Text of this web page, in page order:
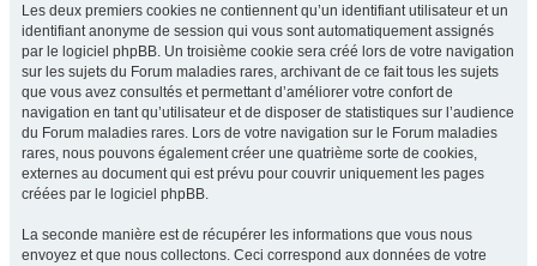
Les deux premiers cookies ne contiennent qu’un identifiant utilisateur et un
identifiant anonyme de session qui vous sont automatiquement assignés
par le logiciel phpBB. Un troisième cookie sera créé lors de votre navigation
sur les sujets du Forum maladies rares, archivant de ce fait tous les sujets
que vous avez consultés et permettant d’améliorer votre confort de
navigation en tant qu’utilisateur et de disposer de statistiques sur l’audience
du Forum maladies rares. Lors de votre navigation sur le Forum maladies
rares, nous pouvons également créer une quatrième sorte de cookies,
externes au document qui est prévu pour couvrir uniquement les pages
créées par le logiciel phpBB.
La seconde manière est de récupérer les informations que vous nous
envoyez et que nous collectons. Ceci correspond aux données de votre